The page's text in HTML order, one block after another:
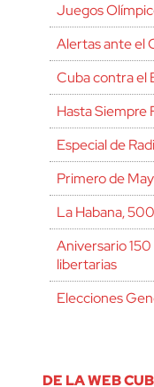
Juegos
Alertas ante el
Cuba contra el
Hasta Siempre
Especial de
Primero de
La Habana,
Aniversario 150
libertarias
Elecciones
DE LA WEB